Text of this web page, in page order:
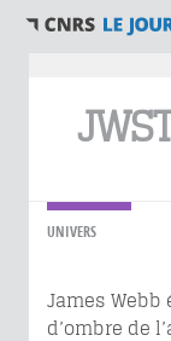
UNIVERS
James Webb
d’ombre de